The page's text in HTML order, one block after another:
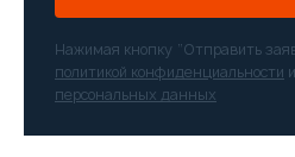
Нажимая кнопку “Отправить
политикой конфиденциальности и
персональных данных